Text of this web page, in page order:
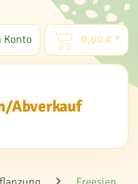
Konto 0,00 € *
Abverkauf